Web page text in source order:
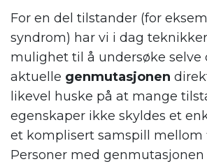
For en del tilstander (for
syndrom) har vi i dag
mulighet til å undersøke selve
aktuelle genmutasjonen
likevel huske på at mange
egenskaper ikke skyldes et
et komplisert samspill mellom
Personer med genmutasjonen